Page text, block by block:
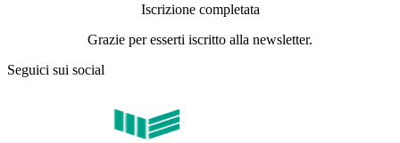
Iscrizione completata
Grazie per esserti iscritto alla newsletter.
Seguici sui social